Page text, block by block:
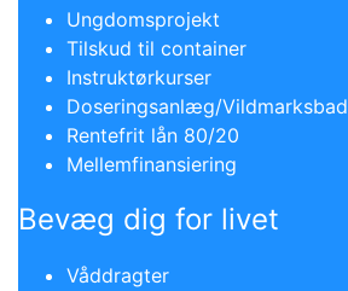
Ungdomsprojekt
Tilskud til container
Instruktørkurser
Doseringsanlæg/Vildmarksbad
Rentefrit lån 80/20
Mellemfinansiering
Bevæg dig for livet
Våddragter